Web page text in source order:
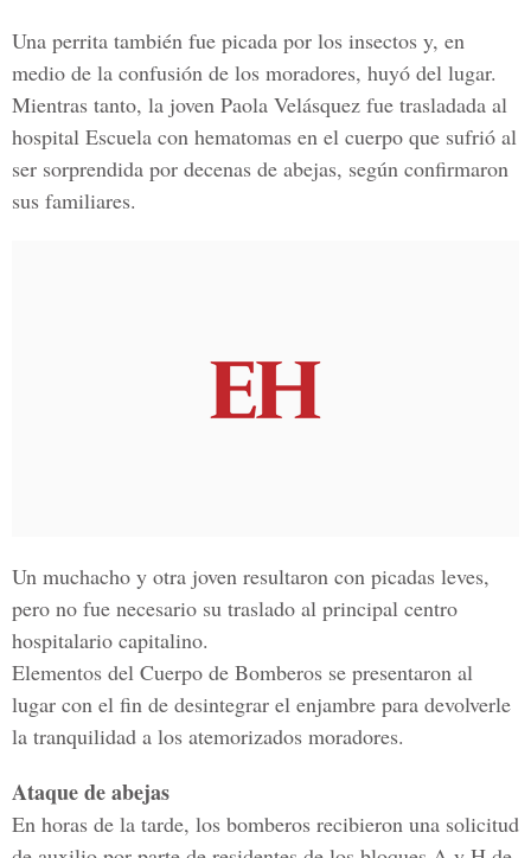
Una perrita también fue picada por los insectos y, en
medio de la confusión de los moradores, huyó del lugar.
Mientras tanto, la joven Paola Velásquez fue trasladada al
hospital Escuela con hematomas en el cuerpo que sufrió al
ser sorprendida por decenas de abejas, según confirmaron
sus familiares.
Un muchacho y otra joven resultaron con picadas leves,
pero no fue necesario su traslado al principal centro
hospitalario capitalino.
Elementos del Cuerpo de Bomberos se presentaron al
lugar con el fin de desintegrar el enjambre para devolverle
la tranquilidad a los atemorizados moradores.
Ataque de abejas
En horas de la tarde, los bomberos recibieron una solicitud